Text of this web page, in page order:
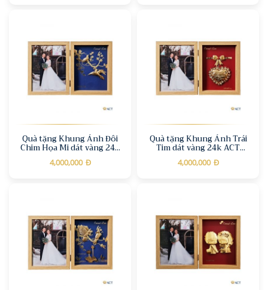
Quà tặng Khung Ảnh Đôi
Chim Họa Mi dát vàng 24k
ACT GOLD ISO 9001:2015
(Mẫu 2)
4,000,000 Đ
Quà tặng Khung Ảnh Trái
Tim dát vàng 24k ACT
GOLD ISO 9001:2015(Mẫu
3)
4,000,000 Đ